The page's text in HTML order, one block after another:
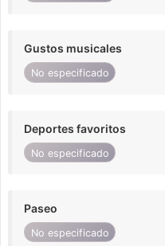
Gustos musicales
No especificado
Deportes favoritos
No especificado
Paseo
No especificado